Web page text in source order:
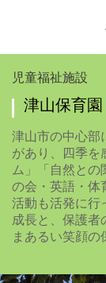
児童福祉施設
津山保育園
津山市の中心部
があり、四季を
ム」「自然と
の会・英語・体
活動も活発に行
成長と、保護者
まあるい笑顔の